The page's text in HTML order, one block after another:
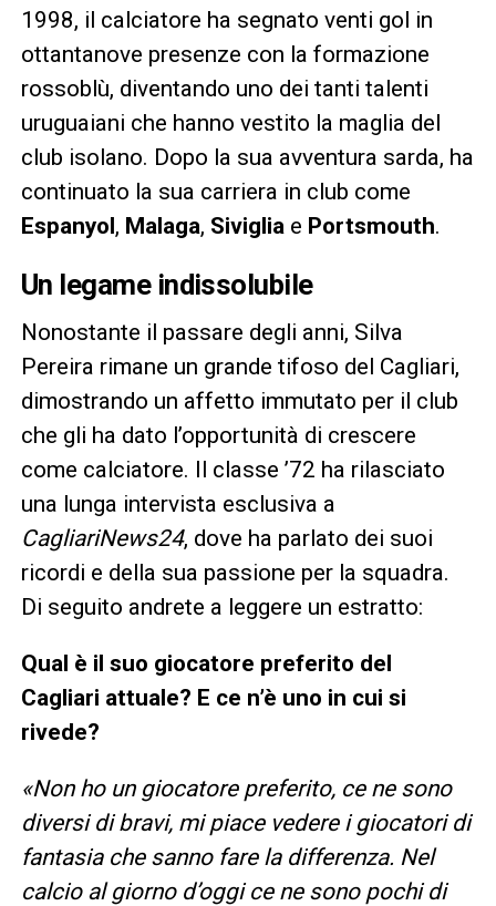
1998, il calciatore ha segnato venti gol in
ottantanove presenze con la formazione
rossoblù, diventando uno dei tanti talenti
uruguaiani che hanno vestito la maglia del
club isolano. Dopo la sua avventura sarda, ha
continuato la sua carriera in club come
Espanyol, Malaga, Sivigliae Portsmouth.
Un legame indissolubile
Nonostante il passare degli anni, Silva
Pereira rimane un grande tifoso del Cagliari,
dimostrando un affetto immutato per il club
che gli ha dato l’opportunità di crescere
come calciatore. Il classe ’72 ha rilasciato
una lunga intervista esclusiva a
CagliariNews24, dove ha parlato dei suoi
ricordi e della sua passione per la squadra.
Di seguito andrete a leggere un estratto:
Qual è il suo giocatore preferito del
Cagliari attuale? E ce n’è uno in cui si
rivede?
«Non ho un giocatore preferito, ce ne sono
diversi di bravi, mi piace vedere i giocatori di
fantasia che sanno fare la differenza. Nel
calcio al giorno d’oggi ce ne sono pochi di